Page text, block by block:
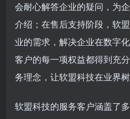
会耐心解答企业的疑问，为
介绍；在售后支持阶段，软
业的需求，解决企业在数字
客户的每一项权益都得到充
务理念，让软盟科技在业界树
软盟科技的服务客户涵盖了